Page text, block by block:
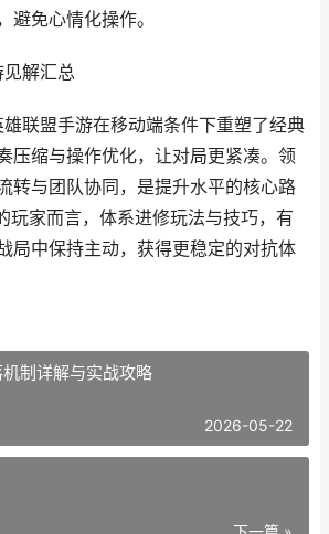
避免心情化操作。
解汇总
联盟手游在移动端条件下重塑了经典
压缩与操作优化，让对局更紧凑。领
转与团队协同，是提升水平的核心路
玩家而言，体系进修玩法与技巧，有
局中保持主动，获得更稳定的对抗体
制详解与实战攻略
2026-05-22